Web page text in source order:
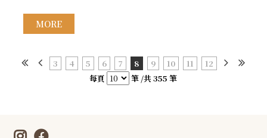
MORE
3 4 5 6 7 8 9 10 11
12
每頁
筆 /共 355 筆